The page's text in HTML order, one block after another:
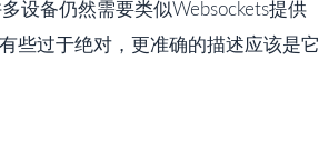
设备仍然需要类似Websockets提供
些过于绝对，更准确的描述应该是它